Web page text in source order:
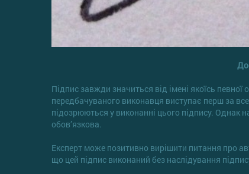
Підпис завжди значиться від імені якоїсь
передбачуваного виконавця виступає перш за
підозрюються у виконанні цього підпису. Однак
обов’язкова.
Експерт може позитивно вирішити питання про
що цей підпис виконаний без наслідування